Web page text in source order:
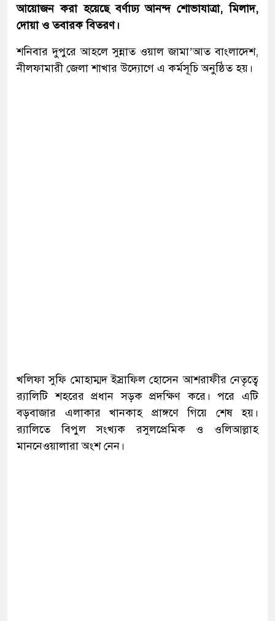
আয়োজন করা হয়েছে বর্ণাঢ্য আনন্দ শোভাযাত্রা, মিলাদ,
দোয়া ও তবারক বিতরণ।
শনিবার দুপুরে আহলে সুন্নাত ওয়াল জামা’আত বাংলাদেশ,
নীলফামারী জেলা শাখার উদ্যোগে এ কর্মসূচি অনুষ্ঠিত হয়।
খলিফা সুফি মোহাম্মদ ইস্রাফিল হোসেন আশরাফীর নেতৃত্বে
র‌্যালিটি শহরের প্রধান সড়ক প্রদক্ষিণ করে। পরে এটি
বড়বাজার এলাকার খানকাহ প্রাঙ্গণে গিয়ে শেষ হয়।
র‌্যালিতে বিপুল সংখ্যক রসুলপ্রেমিক ও ওলিআল্লাহ
মাননেওয়ালারা অংশ নেন।